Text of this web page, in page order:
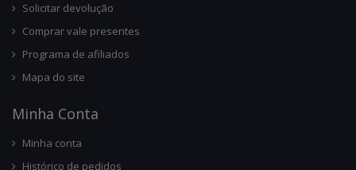
Solicitar devolução
Comprar vale presentes
Programa de afiliados
Mapa do site
Minha Conta
Minha conta
Histórico de pedidos